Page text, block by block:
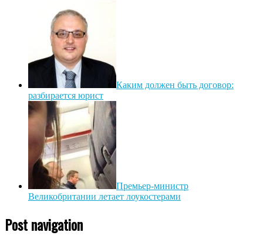
Каким должен быть договор:
разбирается юрист
Премьер-министр
Великобритании летает лоукостерами
Post navigation